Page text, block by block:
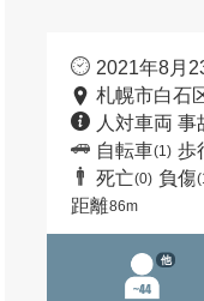
2021年8月
札幌市白石
人対車両 事
自転車(1) 歩
死亡(0) 負傷
距離86m
他